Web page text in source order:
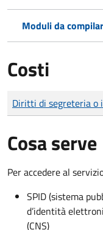
Moduli da
Costi
Tipo di pagamento
Importo
Diritti di segreteria
Cosa serve
Per accedere al
SPID (sistema
d’identità
(CNS)